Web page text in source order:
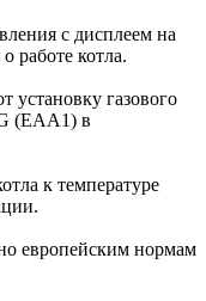
с дисплеем на
работе котла.
установку газового
(EAA1) в
к температуре
европейским нормам